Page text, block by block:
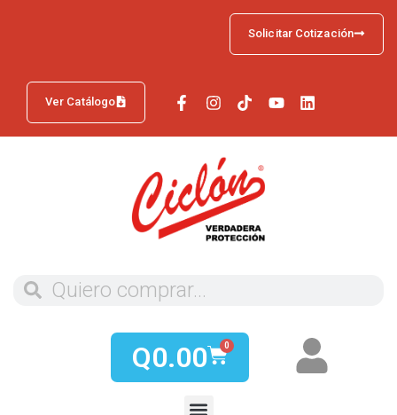
Ver Catálogo
Solicitar Cotización
Q0.00 0